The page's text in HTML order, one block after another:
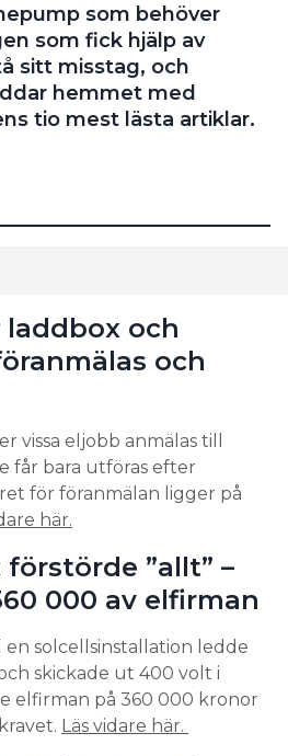
som behöver
som fick hjälp av
sitt misstag, och
hemmet med
tio mest lästa artiklar.
laddbox och
och
vissa eljobb anmälas till
får bara utföras efter
för föranmälan ligger på
här.
”allt” –
000 av elfirman
en solcellsinstallation ledde
skickade ut 400 volt i
elfirman på 360 000 kronor
Läs vidare här.